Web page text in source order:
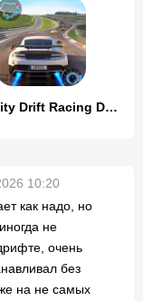
Real City Drift Racing Driving
10:20
как надо, но
не
очень
без
на не самых